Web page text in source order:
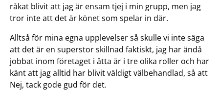
råkat blivit att jag är ensam tjej i min grupp, men jag
tror inte att det är könet som spelar in där.
Alltså för mina egna upplevelser så skulle vi inte säga
att det är en superstor skillnad faktiskt, jag har ändå
jobbat inom företaget i åtta år i tre olika roller och har
känt att jag alltid har blivit väldigt välbehandlad, så att
Nej, tack gode gud för det.